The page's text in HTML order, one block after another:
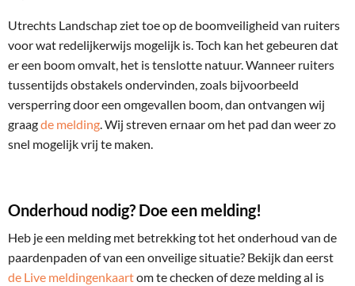
Utrechts Landschap ziet toe op de boomveiligheid van ruiters
voor wat redelijkerwijs mogelijk is. Toch kan het gebeuren dat
er een boom omvalt, het is tenslotte natuur. Wanneer ruiters
tussentijds obstakels ondervinden, zoals bijvoorbeeld
versperring door een omgevallen boom, dan ontvangen wij
graagde melding. Wij streven ernaar om het pad dan weer zo
snel mogelijk vrij te maken.
Onderhoud nodig? Doe een melding!
Heb je een melding met betrekking tot het onderhoud van de
paardenpaden of van een onveilige situatie? Bekijk dan eerst
de Live meldingenkaartom te checken of deze melding al is